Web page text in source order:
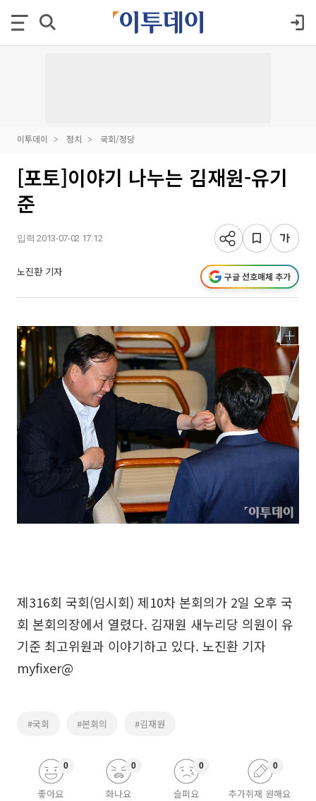
이투데이 정치 국회/정당
[포토]이야기 나누는 김재원-유기
준
입력 2013-07-02 17:12
노진환 기자 구글 선호매체 추가
제316회 국회(임시회) 제10차 본회의가 2일 오후 국
회 본회의장에서 열렸다. 김재원 새누리당 의원이 유
기준 최고위원과 이야기하고 있다. 노진환 기자
myfixer@
#국회 #본회의 #김재원
좋아요
0
화나요
0
슬퍼요
0
추가취재 원해요
0